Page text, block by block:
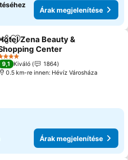
Árak megjelenítése
Hozzáadás a kedvencekhez
Zena Beauty &
Center
Kategória
9,1 Kiváló
1864
0.5 km-re innen: Hévíz Városháza
Árak megjelenítése